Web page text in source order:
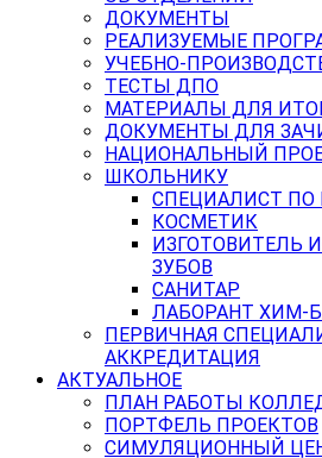
ДОКУМЕНТЫ
РЕАЛИЗУЕМЫЕ
УЧЕБНО-
ТЕСТЫ ДПО
МАТЕРИАЛЫ ДЛЯ
ДОКУМЕНТЫ ДЛЯ
НАЦИОНАЛЬНЫЙ
ШКОЛЬНИКУ
СПЕЦИАЛИСТ
КОСМЕТИК
ИЗГОТОВИТЕЛЬ
ЗУБОВ
САНИТАР
ЛАБОРАНТ ХИМ-
ПЕРВИЧНАЯ
АККРЕДИТАЦИЯ
АКТУАЛЬНОЕ
ПЛАН РАБОТЫ
ПОРТФЕЛЬ ПРОЕКТОВ
СИМУЛЯЦИОННЫЙ